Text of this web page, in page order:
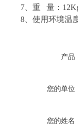
7、重 量：
8、使用环境温
产品
您的单位
您的姓名